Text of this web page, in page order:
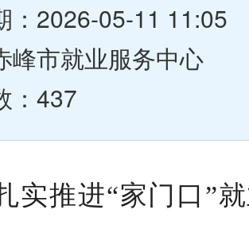
：2026-05-11 11:05
峰市就业服务中心
：437
推进“家门口”就